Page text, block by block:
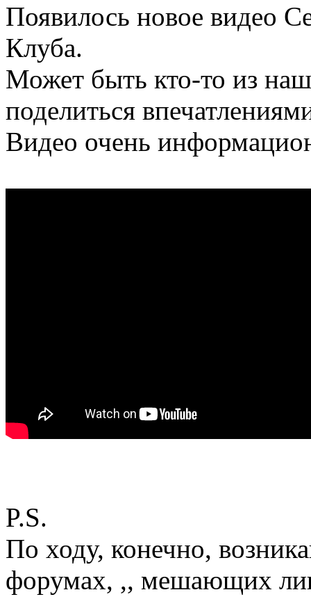
Появилось новое видео
Клуба.
Может быть кто-то из
поделиться
Видео очень
P.S.
По ходу, конечно,
форумах, ,, мешающих